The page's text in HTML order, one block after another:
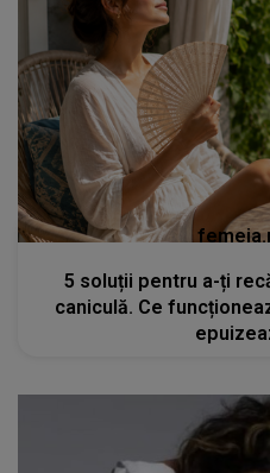
5 soluții pentru a-ți
caniculă. Ce